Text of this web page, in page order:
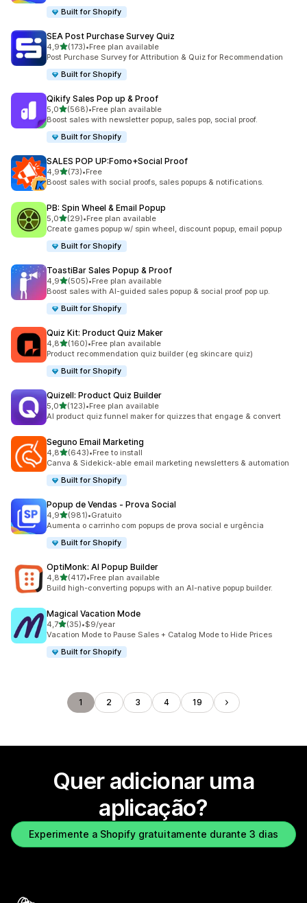
Built for Shopify
SEA Post Purchase Survey Quiz
4,9de 5 estrelas
(173)
173 total de avaliações
•Free plan available
Post Purchase Survey for Attribution & Quiz for Recommendation
Built for Shopify
Qikify Sales Pop up & Proof
5,0de 5 estrelas
(568)
568 total de avaliações
•Free plan available
Boost sales with newsletter popup, sales pop, social proof.
Built for Shopify
SALES POP UP:Fomo+Social Proof
4,9de 5 estrelas
(73)
73 total de avaliações
•Free
Boost sales with social proofs, sales popups & notifications.
PB: Spin Wheel & Email Popup
5,0de 5 estrelas
(29)
29 total de avaliações
•Free plan available
Create games popup w/ spin wheel, discount popup, email popup
Built for Shopify
ToastiBar Sales Popup & Proof
4,9de 5 estrelas
(505)
505 total de avaliações
•Free plan available
Boost sales with AI-guided sales popup & social proof pop up.
Built for Shopify
Quiz Kit: Product Quiz Maker
4,8de 5 estrelas
(160)
160 total de avaliações
•Free plan available
Product recommendation quiz builder (eg skincare quiz)
Built for Shopify
Quizell: Product Quiz Builder
5,0de 5 estrelas
(123)
123 total de avaliações
•Free plan available
AI product quiz funnel maker for quizzes that engage & convert
Seguno Email Marketing
4,8de 5 estrelas
(643)
643 total de avaliações
•Free to install
Canva & Sidekick-able email marketing newsletters & automation
Built for Shopify
Popup de Vendas ‑ Prova Social
4,9de 5 estrelas
(981)
981 total de avaliações
•Gratuito
Aumenta o carrinho com popups de prova social e urgência
Built for Shopify
OptiMonk: AI Popup Builder
4,8de 5 estrelas
(417)
417 total de avaliações
•Free plan available
Build high-converting popups with an AI-native popup builder.
Magical Vacation Mode
4,7de 5 estrelas
(35)
35 total de avaliações
•$9/year
Vacation Mode to Pause Sales + Catalog Mode to Hide Prices
Built for Shopify
1 2 3 4 19
Quer adicionar uma
aplicação?
Experimente a Shopify gratuitamente durante 3 dias